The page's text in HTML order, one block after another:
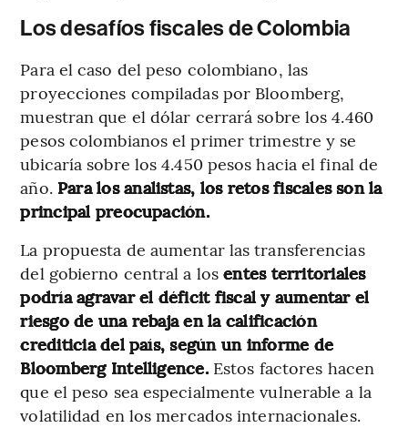
Los desafíos fiscales de Colombia
Para el caso del peso colombiano, las
proyecciones compiladas por Bloomberg,
muestran que el dólar cerrará sobre los 4.460
pesos colombianos el primer trimestre y se
ubicaría sobre los 4.450 pesos hacia el final de
año. Para los analistas, los retos fiscales son la
principal preocupación.
La propuesta de aumentar las transferencias
del gobierno central a losentes territoriales
podría agravar el déficit fiscal y aumentar el
riesgo de una rebaja en la calificación
crediticia del país, según un informe de
Bloomberg Intelligence.Estos factores hacen
que el peso sea especialmente vulnerable a la
volatilidad en los mercados internacionales.